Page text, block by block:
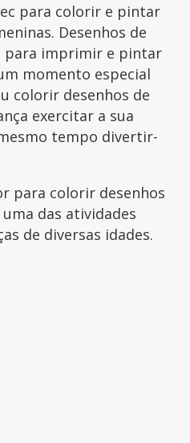
para colorir e pintar
Desenhos de
para imprimir e pintar
momento especial
colorir desenhos de
exercitar a sua
tempo divertir-
para colorir desenhos
das atividades
de diversas idades.